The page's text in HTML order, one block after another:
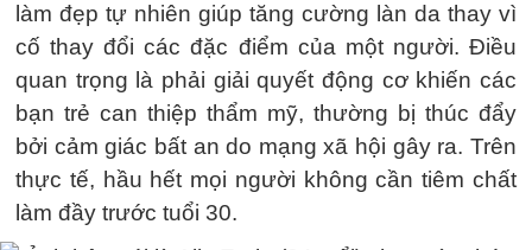
làm đẹp tự nhiên giúp tăng cường làn da thay vì
cố thay đổi các đặc điểm của một người. Điều
quan trọng là phải giải quyết động cơ khiến các
bạn trẻ can thiệp thẩm mỹ, thường bị thúc đẩy
bởi cảm giác bất an do mạng xã hội gây ra. Trên
thực tế, hầu hết mọi người không cần tiêm chất
làm đầy trước tuổi 30.